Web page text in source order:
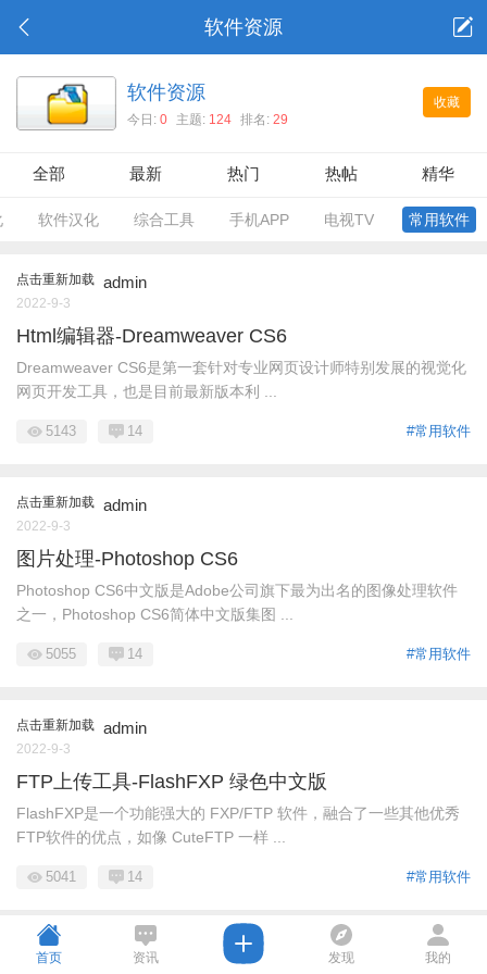
软件资源
收藏
软件资源
今日:0 主题: 124 排名:29
全部 最新 热门 热帖 精华
软件汉化 综合工具 手机APP 电视TV 常用软件
点击重新加载 admin
2022-9-3
Html编辑器-Dreamweaver CS6
Dreamweaver CS6是第一套针对专业网页设计师特别发展的视觉化
网页开发工具，也是目前最新版本利 ...
#常用软件
5143 14
点击重新加载 admin
2022-9-3
图片处理-Photoshop CS6
Photoshop CS6中文版是Adobe公司旗下最为出名的图像处理软件
之一，Photoshop CS6简体中文版集图 ...
#常用软件
5055 14
点击重新加载 admin
2022-9-3
FTP上传工具-FlashFXP 绿色中文版
FlashFXP是一个功能强大的 FXP/FTP 软件，融合了一些其他优秀
FTP软件的优点，如像 CuteFTP 一样 ...
#常用软件
5041 14
首页 资讯 发现 我的